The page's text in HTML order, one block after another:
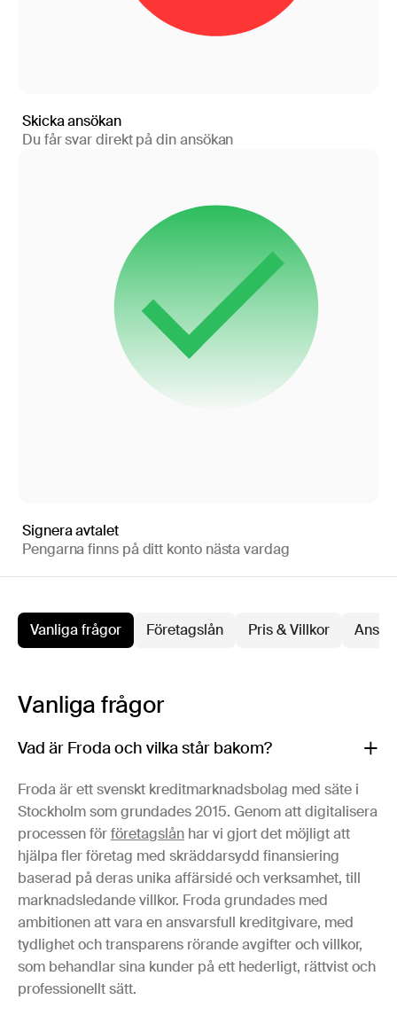
Skicka ansökan
Du får svar direkt på din ansökan
Signera avtalet
Pengarna finns på ditt konto nästa vardag
Vanliga frågor Företagslån Pris & Villkor
Vanliga frågor
Vad är Froda och vilka står bakom?
Froda är ett svenskt kreditmarknadsbolag med säte i
Stockholm som grundades 2015. Genom att digitalisera
processen förföretagslån har vi gjort det möjligt att
hjälpa fler företag med skräddarsydd finansiering
baserad på deras unika affärsidé och verksamhet, till
marknadsledande villkor. Froda grundades med
ambitionen att vara en ansvarsfull kreditgivare, med
tydlighet och transparens rörande avgifter och villkor,
som behandlar sina kunder på ett hederligt, rättvist och
professionellt sätt.